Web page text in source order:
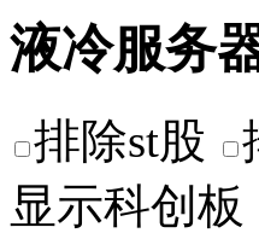
液冷服务器
排除st股
显示科创板